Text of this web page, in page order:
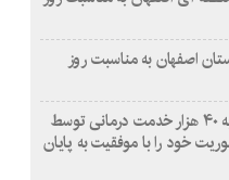
اصفهان به مناسبت روز
درمانگاه «نبأ» نجف با ارائه نزدیک به ۴۰ هزار خدمت درمانی توسط
خود را با موفقیت به پایان